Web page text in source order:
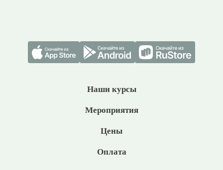
Наши курсы
Мероприятия
Цены
Оплата